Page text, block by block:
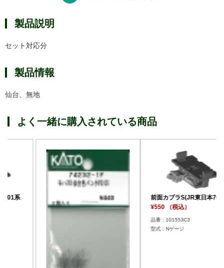
製品説明
セット対応分
製品情報
仙台、無地
よく一緒に購入されている商品
前面カプラS(JR東日本701系
¥550 （税込）